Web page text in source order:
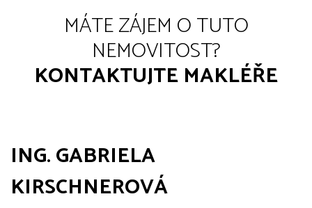
MÁTE ZÁJEM O TUTO
NEMOVITOST?
KONTAKTUJTE MAKLÉŘE
ING. GABRIELA
KIRSCHNEROVÁ